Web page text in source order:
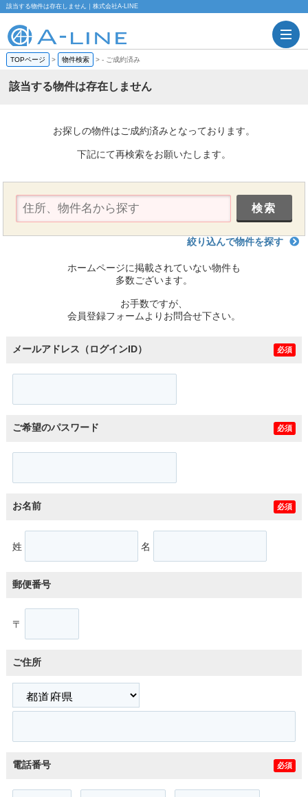
該当する物件は存在しません｜株式会社A-LINE
TOPページ > 物件検索 >- ご成約済み
該当する物件は存在しません
お探しの物件はご成約済みとなっております。
下記にて再検索をお願いたします。
絞り込んで物件を探す
ホームページに掲載されていない物件も
多数ございます。
お手数ですが、
会員登録フォームよりお問合せ下さい。
メールアドレス（ログインID） 必須
ご希望のパスワード 必須
お名前 必須
姓 名
郵便番号
〒
ご住所
電話番号 必須